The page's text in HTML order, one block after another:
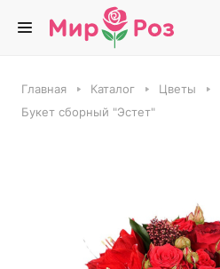
Главная Каталог Цветы
Букет сборный "Эстет"